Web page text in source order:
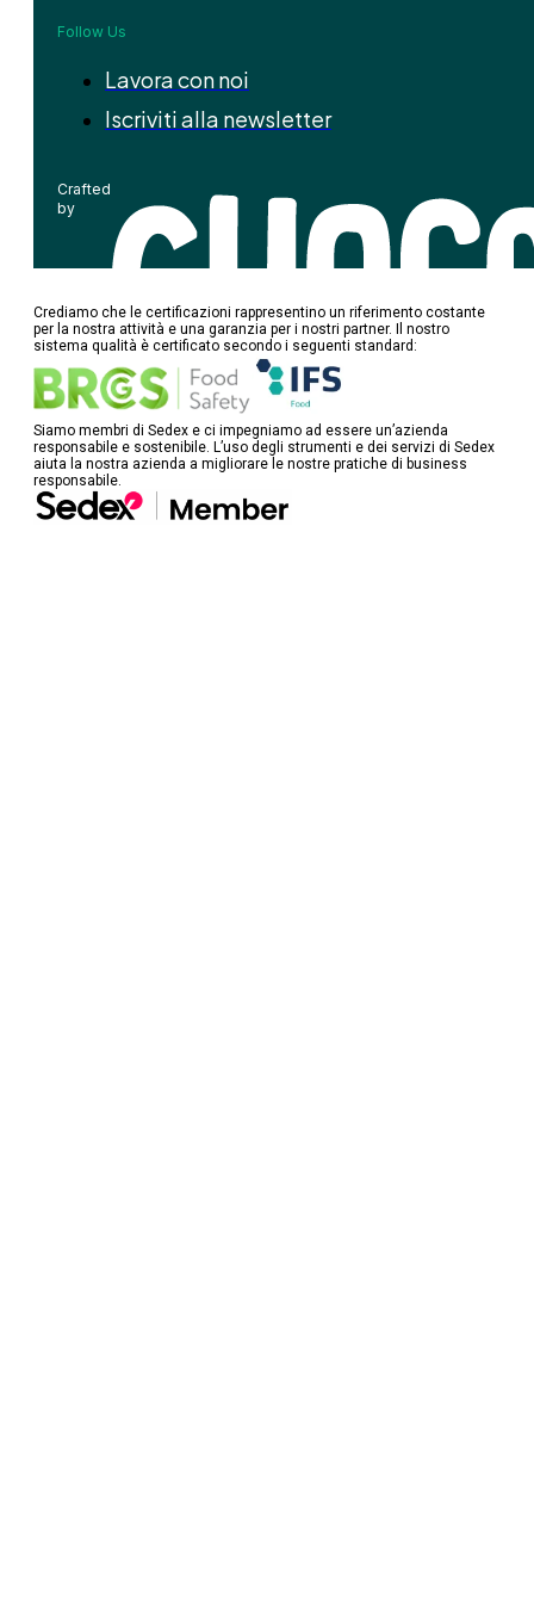
Follow Us
Lavora con noi
Iscriviti alla newsletter
Crafted
by
Crediamo che le certificazioni rappresentino un riferimento costante
per la nostra attività e una garanzia per i nostri partner. Il nostro
sistema qualità è certificato secondo i seguenti standard:
Siamo membri di Sedex e ci impegniamo ad essere un’azienda
responsabile e sostenibile. L’uso degli strumenti e dei servizi di Sedex
aiuta la nostra azienda a migliorare le nostre pratiche di business
responsabile.